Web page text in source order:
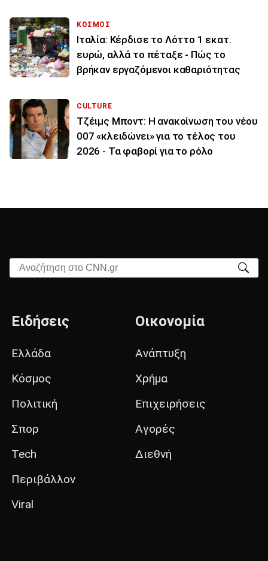
ΚΟΣΜΟΣ
Ιταλία: Κέρδισε το Λόττο 1 εκατ.
ευρώ, αλλά το πέταξε - Πώς το
βρήκαν εργαζόμενοι καθαριότητας
CULTURE
Τζέιμς Μποντ: Η ανακοίνωση του νέου
007 «κλειδώνει» για το τέλος του
2026 - Τα φαβορί για το ρόλο
Αναζήτηση στο CNN.gr
Ειδήσεις
Ελλάδα
Κόσμος
Πολιτική
Σπορ
Tech
Περιβάλλον
Viral
Οικονομία
Ανάπτυξη
Χρήμα
Επιχειρήσεις
Αγορές
Διεθνή